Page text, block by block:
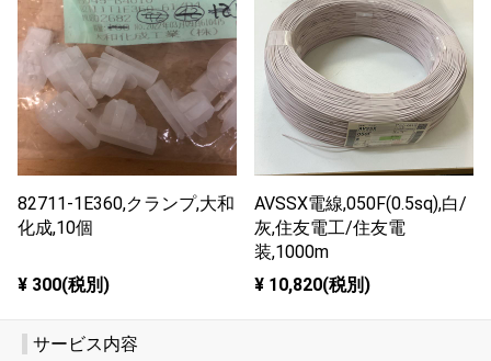
82711-1E360,クランプ,大和
化成,10個
¥ 300(税別)
AVSSX電線,050F(0.5sq),白/
灰,住友電工/住友電
装,1000m
¥ 10,820(税別)
サービス内容